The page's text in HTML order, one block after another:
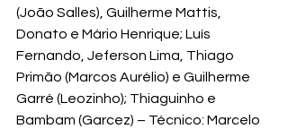
(João Salles), Guilherme Mattis,
Donato e Mário Henrique; Luís
Fernando, Jeferson Lima, Thiago
Primão (Marcos Aurélio) e Guilherme
Garré (Leozinho); Thiaguinho e
Bambam (Garcez) – Técnico: Marcelo